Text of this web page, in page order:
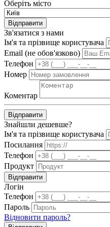
Оберіть місто
Відправити
Зв'язатися з нами
Ім'я та прізвище користувача
Email (не обов'язково)
Телефон
Номер
Коментар
Відправити
Знайшли дешевше?
Ім'я та прізвище користувача
Посилання
Телефон
Продукт
Відправити
Логін
Телефон
Пароль
Відновити пароль?